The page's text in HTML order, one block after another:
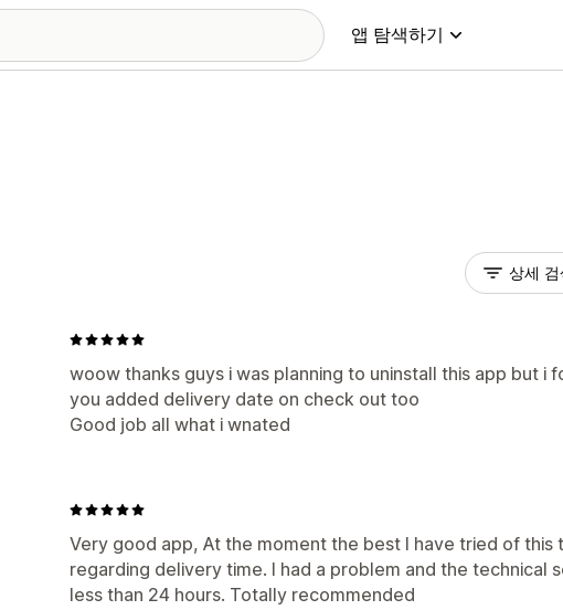
앱 탐색하기
상세 검
woow thanks guys i was planning to uninstall this app but i
you added delivery date on check out too
Good job all what i wnated
Very good app, At the moment the best I have tried of this
regarding delivery time. I had a problem and the technical
less than 24 hours. Totally recommended